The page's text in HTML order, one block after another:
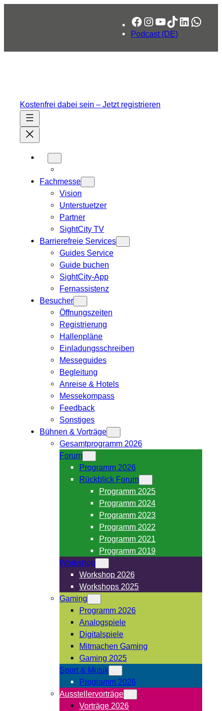
Facebook
Instagram
YouTube
TikTok
LinkedIn
Podcast (DE)
Kostenfrei dabei sein – Jetzt registrieren
Fachmesse
Vision
Unterstuetzer
Partner
SightCity TV
Barrierefreie Services
Guides Service
Guide buchen
SightCity-App
Fernassistenz
Besucher
Öffnungszeiten
Registrierung
Hallenpläne
Einladungsschreiben
Messeguides
Begleitung
Anreise & Hotels
Messekompass
Feedback
Sonstiges
Bühnen & Vorträge
Gesamtprogramm 2026
Forum
Programm 2026
Rückblick Forum
Programm 2025
Programm 2024
Programm 2023
Programm 2022
Programm 2021
Programm 2019
Workshop
Workshop 2026
Workshops 2025
Gaming
Programm 2026
Analogspiele
Digitalspiele
Mitmachen Gaming
Gaming 2025
Sport & Musik
Programm 2026
Ausstellervorträge
Vorträge 2026